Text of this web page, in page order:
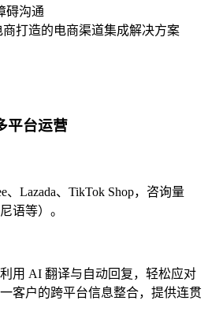
碍沟通
打造的电商渠道集成解决方案
平台运营
、Lazada、TikTok Shop，咨询量
语等）。
用 AI 翻译与自动回复，轻松应对
客户的跨平台信息整合，提供连贯